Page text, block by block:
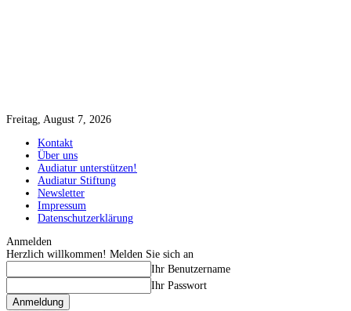
Freitag, August 7, 2026
Kontakt
Über uns
Audiatur unterstützen!
Audiatur Stiftung
Newsletter
Impressum
Datenschutzerklärung
Anmelden
Herzlich willkommen! Melden Sie sich an
Ihr Benutzername
Ihr Passwort